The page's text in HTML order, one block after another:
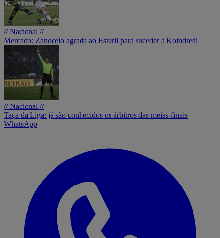
// Nacional //
Mercado: Zanocelo agrada ao Estoril para suceder a Koindredi
// Nacional //
Taça da Liga: já são conhecidos os árbitros das meias-finais
WhatsApp